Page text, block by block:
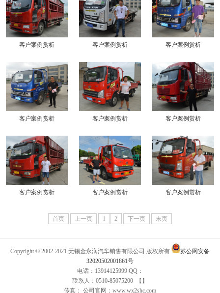
客户案例赏析 客户案例赏析 客户案例赏析
客户案例赏析 客户案例赏析 客户案例赏析
客户案例赏析 客户案例赏析 客户案例赏析
首页 上一页 1 2 下一页 末页
Copyright © 2002-2021 无锡金永润汽车销售有限公司 版权所有
苏公网安备
32020502001861号
电话：13914125999 QQ：
联系人：0510-85075200 【】
传真： 公司官网：www.wx2shc.com